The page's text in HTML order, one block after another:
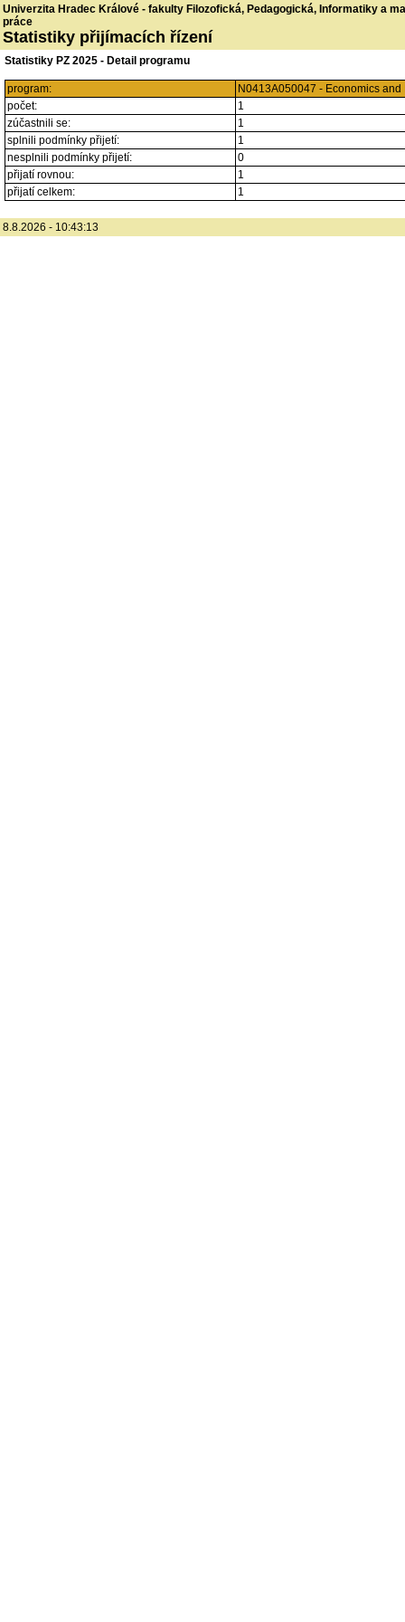
Univerzita Hradec Králové - fakulty Filozofická, Pedagogická, Informatiky a
práce
Statistiky přijímacích řízení
Statistiky PZ 2025 - Detail programu
program:
N0413A050047 - Economics
počet:
1
zúčastnili se:
1
splnili podmínky přijetí:
1
nesplnili podmínky přijetí:
0
přijatí rovnou:
1
přijatí celkem:
1
8.8.2026 - 10:43:13